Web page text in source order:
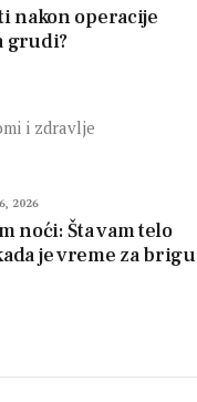
nakon operacije
grudi?
2026
noći: Šta vam telo
je vreme za brigu